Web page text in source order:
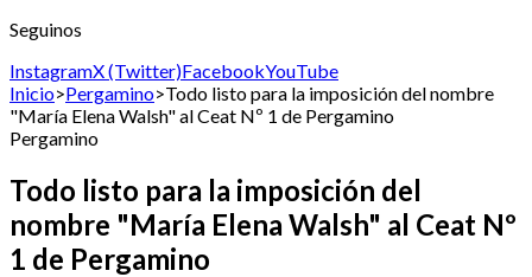
Seguinos
InstagramX (Twitter)FacebookYouTube
Inicio>Pergamino>Todo listo para la imposición del nombre
"María Elena Walsh" al Ceat Nº 1 de Pergamino
Pergamino
Todo listo para la imposición del
nombre "María Elena Walsh" al Ceat Nº
1 de Pergamino